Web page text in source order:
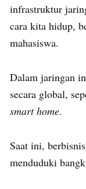
infrastruktur
cara kita hidup,
mahasiswa.
Dalam jaringan
secara global,
smart home.
Saat ini,
menduduki